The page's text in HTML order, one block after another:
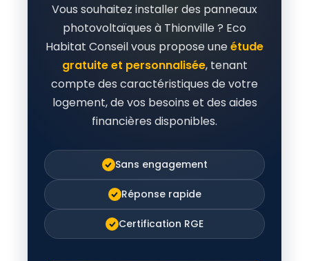
Vous souhaitez installer des panneaux
photovoltaïques à Thionville ? Eco
Habitat Conseil vous propose uneétude
gratuite et personnalisée, tenant
compte des caractéristiques de votre
logement, de vos besoins et des aides
financières disponibles.
Sans engagement
Réponse rapide
Certification RGE